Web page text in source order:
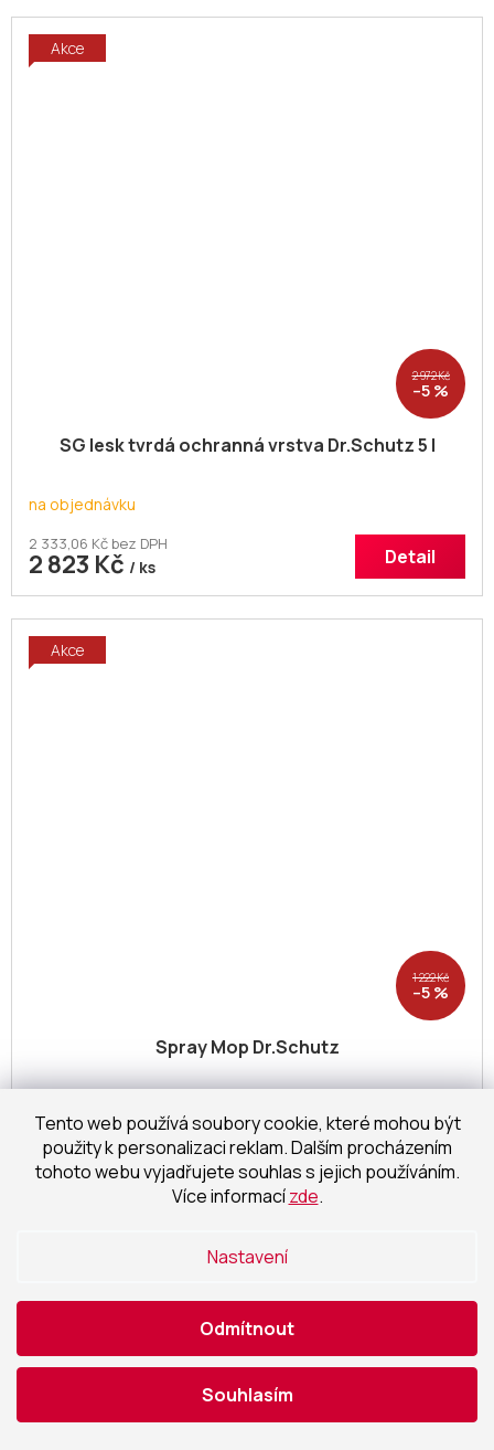
Tento web používá soubory cookie, které mohou být
použity k personalizaci reklam. Dalším procházením
tohoto webu vyjadřujete souhlas s jejich používáním.
Více informacízde.
Nastavení
Odmítnout
Souhlasím
Akce
2 972 Kč
–5 %
SG lesk tvrdá ochranná vrstva Dr.Schutz 5 l
na objednávku
2 333,06 Kč bez DPH
2 823 Kč / ks Detail
Akce
1 222 Kč
–5 %
Spray Mop Dr.Schutz
958,68 Kč bez DPH
1 160 Kč/ ks Detail
O
v
l
á
d
a
c
S
r
á
n
k
v
á
NAHORU